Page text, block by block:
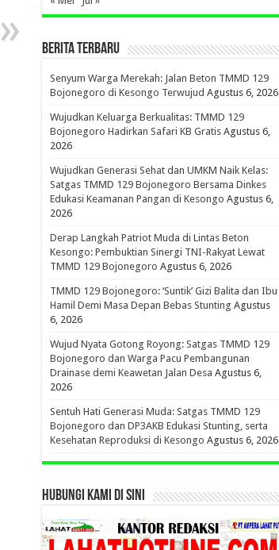
BERITA TERBARU
Senyum Warga Merekah: Jalan Beton TMMD 129
Bojonegoro di Kesongo Terwujud Agustus 6, 2026
Wujudkan Keluarga Berkualitas: TMMD 129
Bojonegoro Hadirkan Safari KB Gratis Agustus 6,
2026
Wujudkan Generasi Sehat dan UMKM Naik Kelas:
Satgas TMMD 129 Bojonegoro Bersama Dinkes
Edukasi Keamanan Pangan di Kesongo Agustus 6,
2026
Derap Langkah Patriot Muda di Lintas Beton
Kesongo: Pembuktian Sinergi TNI-Rakyat Lewat
TMMD 129 Bojonegoro Agustus 6, 2026
TMMD 129 Bojonegoro: ‘Suntik’ Gizi Balita dan Ibu
Hamil Demi Masa Depan Bebas Stunting Agustus
6, 2026
Wujud Nyata Gotong Royong: Satgas TMMD 129
Bojonegoro dan Warga Pacu Pembangunan
Drainase demi Keawetan Jalan Desa Agustus 6,
2026
Sentuh Hati Generasi Muda: Satgas TMMD 129
Bojonegoro dan DP3AKB Edukasi Stunting, serta
Kesehatan Reproduksi di Kesongo Agustus 6, 2026
HUBUNGI KAMI DI SINI